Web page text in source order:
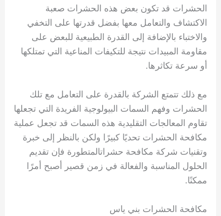
الحشرات قد تكون بعض هذه الحشرات صعبة
الاكتشاف والتعامل معها بفضل قدرتها على التخفي
والاختباء بالإضافة إلى القدرة الطبيعية للبعض على
مقاومة المبيدات نتيجة للتكيفات المناعية التي تمتلكها
أو سرعة تكاثرها.
مع ذلك تتمتع الشركة بالقدرة على التعامل مع تلك
الحشرات وفهم السمات البيولوجية الفريدة التي تجعلها
تقاوم المعالجات التقليدية هذه السمات قد تجعل عملية
مكافحة الحشرات تحديًا كبيرًا ولكن بالنظر إلى خبرة
وتقنيات شركة مكافحة حشراتالمتطورة فإن تقديم
الحلول المناسبة والفعالة في زمن قصير أصبح أمرًا
ممكنًا.
مكافحة الحشرات بني ياس